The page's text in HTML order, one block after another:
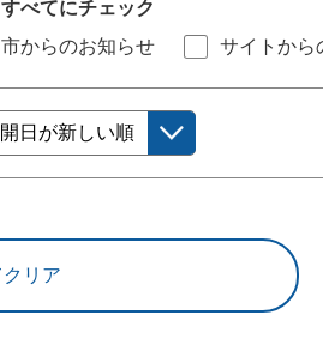
すべてにチェック
市からのお知らせ
サイトから